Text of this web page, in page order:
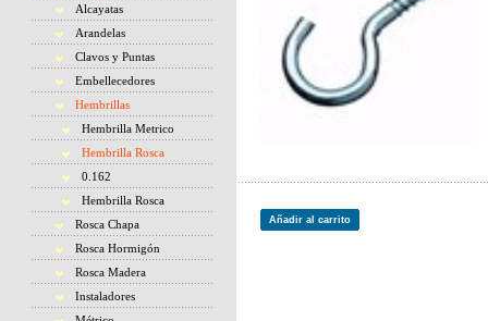
Alcayatas
Arandelas
Clavos y Puntas
Embellecedores
Hembrillas
Hembrilla Metrico
Hembrilla Rosca
0.162
Hembrilla Rosca
Rosca Chapa
Rosca Hormigón
Rosca Madera
Instaladores
Añadir al carrito